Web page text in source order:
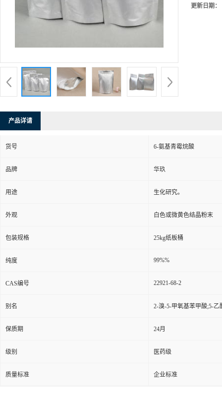
更新日期：
产品详请
货号 6-氨基青霉烷酸
品牌 华玖
用途 生化研究。
外观 白色或微黄色结晶粉末
包装规格 25kg纸板桶
纯度 99%%
CAS编号 22921-68-2
别名 2-溴-5-甲氧基苯甲酸;5-
保质期 24月
级别 医药级
质量标准 企业标准